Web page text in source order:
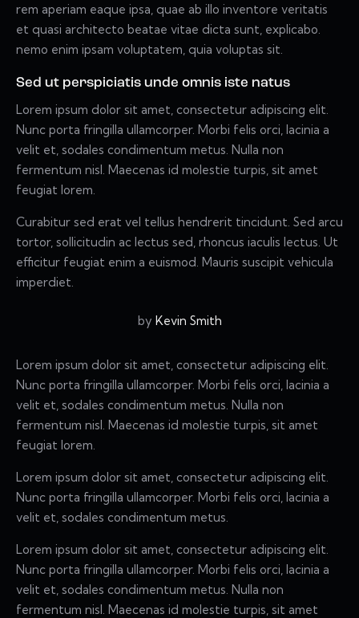
rem aperiam eaque ipsa, quae ab illo inventore veritatis
et quasi architecto beatae vitae dicta sunt, explicabo.
nemo enim ipsam voluptatem, quia voluptas sit.
Sed ut perspiciatis unde omnis iste natus
Lorem ipsum dolor sit amet, consectetur adipiscing elit.
Nunc porta fringilla ullamcorper. Morbi felis orci, lacinia a
velit et, sodales condimentum metus. Nulla non
fermentum nisl. Maecenas id molestie turpis, sit amet
feugiat lorem.
Curabitur sed erat vel tellus hendrerit tincidunt. Sed arcu
tortor, sollicitudin ac lectus sed, rhoncus iaculis lectus. Ut
efficitur feugiat enim a euismod. Mauris suscipit vehicula
imperdiet.
by Kevin Smith
Lorem ipsum dolor sit amet, consectetur adipiscing elit.
Nunc porta fringilla ullamcorper. Morbi felis orci, lacinia a
velit et, sodales condimentum metus. Nulla non
fermentum nisl. Maecenas id molestie turpis, sit amet
feugiat lorem.
Lorem ipsum dolor sit amet, consectetur adipiscing elit.
Nunc porta fringilla ullamcorper. Morbi felis orci, lacinia a
velit et, sodales condimentum metus.
Lorem ipsum dolor sit amet, consectetur adipiscing elit.
Nunc porta fringilla ullamcorper. Morbi felis orci, lacinia a
velit et, sodales condimentum metus. Nulla non
fermentum nisl. Maecenas id molestie turpis, sit amet